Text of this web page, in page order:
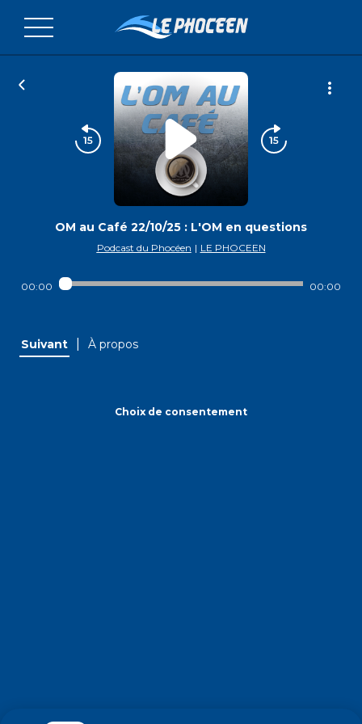
OM au Café 22/10/25 : L'OM en questions
Podcast du Phocéen | LE PHOCEEN
00:00 00:00
Suivant À propos
Choix de consentement